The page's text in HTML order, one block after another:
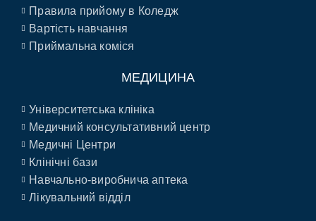
Правила прийому в Коледж
Вартість навчання
Приймальна коміся
МЕДИЦИНА
Університетська клініка
Медичний консультативний центр
Медичні Центри
Клінічні бази
Навчально-виробнича аптека
Лікувальний відділ